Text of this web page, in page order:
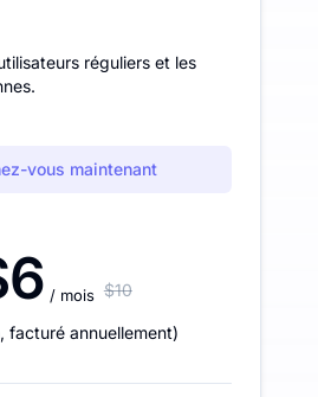
réguliers et les
vous maintenant
/ mois $10
, facturé annuellement)